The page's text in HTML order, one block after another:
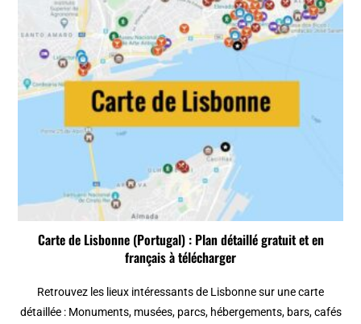
Carte de Lisbonne (Portugal) : Plan détaillé gratuit et en
français à télécharger
Retrouvez les lieux intéressants de Lisbonne sur une carte
détaillée : Monuments, musées, parcs, hébergements, bars, cafés